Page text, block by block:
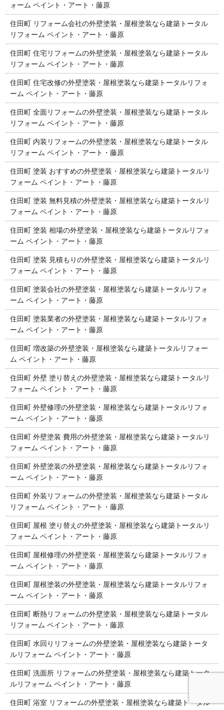
ォーム ペイント・アート・藤原
住田町 リフォーム会社の外壁塗装・屋根塗装なら建築トータル
リフォーム ペイント・アート・藤原
住田町 住宅リフォームの外壁塗装・屋根塗装なら建築トータル
リフォーム ペイント・アート・藤原
住田町 住宅改修の外壁塗装・屋根塗装なら建築トータルリフォ
ーム ペイント・アート・藤原
住田町 全面リフォームの外壁塗装・屋根塗装なら建築トータル
リフォーム ペイント・アート・藤原
住田町 内装リフォームの外壁塗装・屋根塗装なら建築トータル
リフォーム ペイント・アート・藤原
住田町 塗装 おすすめの外壁塗装・屋根塗装なら建築トータルリ
フォーム ペイント・アート・藤原
住田町 塗装 無料見積の外壁塗装・屋根塗装なら建築トータルリ
フォーム ペイント・アート・藤原
住田町 塗装 相場の外壁塗装・屋根塗装なら建築トータルリフォ
ーム ペイント・アート・藤原
住田町 塗装 見積もりの外壁塗装・屋根塗装なら建築トータルリ
フォーム ペイント・アート・藤原
住田町 塗装会社の外壁塗装・屋根塗装なら建築トータルリフォ
ーム ペイント・アート・藤原
住田町 塗装業者の外壁塗装・屋根塗装なら建築トータルリフォ
ーム ペイント・アート・藤原
住田町 増改築の外壁塗装・屋根塗装なら建築トータルリフォー
ム ペイント・アート・藤原
住田町 外壁 塗り替えの外壁塗装・屋根塗装なら建築トータルリ
フォーム ペイント・アート・藤原
住田町 外壁修理の外壁塗装・屋根塗装なら建築トータルリフォ
ーム ペイント・アート・藤原
住田町 外壁塗装 費用の外壁塗装・屋根塗装なら建築トータルリ
フォーム ペイント・アート・藤原
住田町 外壁塗装の外壁塗装・屋根塗装なら建築トータルリフォ
ーム ペイント・アート・藤原
住田町 外装リフォームの外壁塗装・屋根塗装なら建築トータル
リフォーム ペイント・アート・藤原
住田町 屋根 塗り替えの外壁塗装・屋根塗装なら建築トータルリ
フォーム ペイント・アート・藤原
住田町 屋根修理の外壁塗装・屋根塗装なら建築トータルリフォ
ーム ペイント・アート・藤原
住田町 屋根塗装の外壁塗装・屋根塗装なら建築トータルリフォ
ーム ペイント・アート・藤原
住田町 断熱リフォームの外壁塗装・屋根塗装なら建築トータル
リフォーム ペイント・アート・藤原
住田町 水回りリフォームの外壁塗装・屋根塗装なら建築トータ
ルリフォーム ペイント・アート・藤原
住田町 洗面所 リフォームの外壁塗装・屋根塗装なら建築トータ
ルリフォーム ペイント・アート・藤原
住田町 浴室 リフォームの外壁塗装・屋根塗装なら建築トータル